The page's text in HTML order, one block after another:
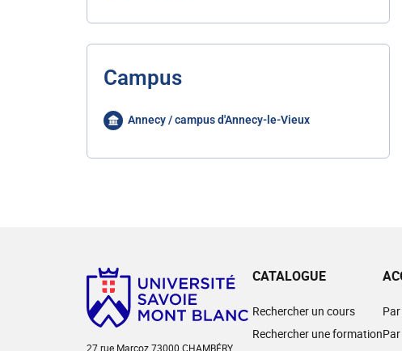
Campus
Annecy / campus d'Annecy-le-Vieux
27 rue Marcoz 73000 CHAMBÉRY
CATALOGUE
Rechercher un cours
Rechercher une formation